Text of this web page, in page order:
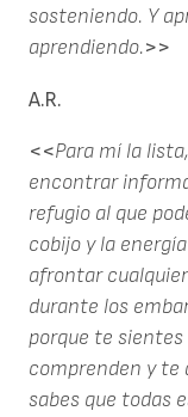
sosteniendo. Y
aprendiendo.>>
A.R.
<<Para mí la
encontrar
refugio al que
cobijo y la
afrontar
durante los
porque te
comprenden y te
sabes que todas